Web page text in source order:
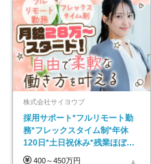
株式会社サイヨウブ
採用サポート*フルリモート勤
務*フレックスタイム制*年休
120日*土日祝休み*残業ほぼな
し*育児中社員8割以上
400～450万円